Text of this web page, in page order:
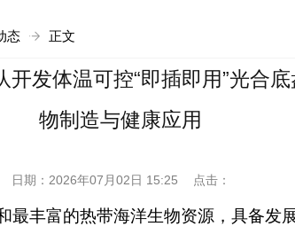
态 正文
开发体温可控“即插即用”光合
物制造与健康应用
日期： 2026年07月02日 15:25 点击：
最丰富的热带海洋生物资源，具备发